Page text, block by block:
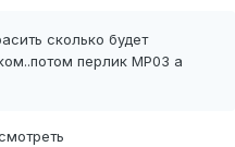
сколько будет
перлик МР03 а